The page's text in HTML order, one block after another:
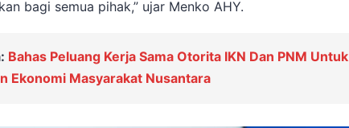
bagi semua pihak,” ujar Menko AHY.
Bahas Peluang Kerja Sama Otorita IKN Dan PNM Untuk
Ekonomi Masyarakat Nusantara